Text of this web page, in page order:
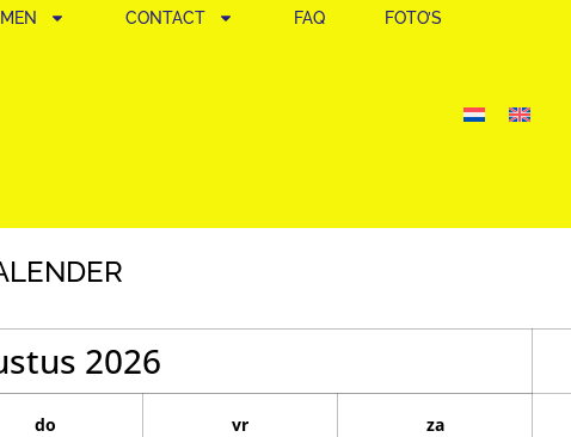
CONTACT FAQ FOTO’S
2026
do vr za